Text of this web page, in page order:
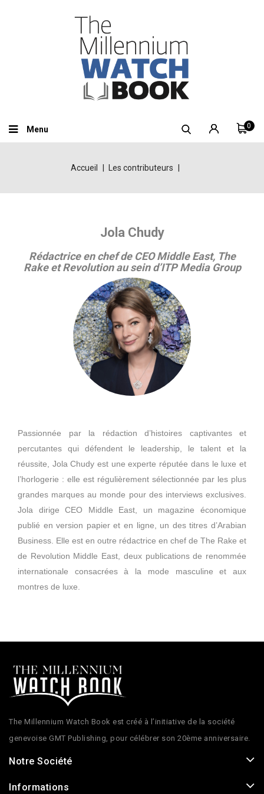
0
Menu
Accueil Les contributeurs
Jola Chudy
Rédactrice en chef de CEO Middle East, The
Rake et Revolution au sein d’ITP Media Group
Passionnée par la rédaction d’histoires captivantes et
percutantes qui défendent le leadership, le talent et la
réussite, Jola Chudy est une experte réputée dans le luxe et
l’horlogerie : elle est régulièrement sélectionnée par les plus
grandes marques au monde pour des interviews exclusives.
Jola dirige CEO Middle East, un magazine économique
publié en version papier et en ligne, un des titres d’Arabian
Business. Elle est en outre rédactrice en chef de The Rake et
de Revolution Middle East, deux publications de renommée
internationale consacrées à la mode masculine et aux
montres de luxe.
The Millennium Watch Book est créé à l’initiative de la société
genevoise GMT Publishing, pour célébrer son 20ème anniversaire.
Notre Société
Informations